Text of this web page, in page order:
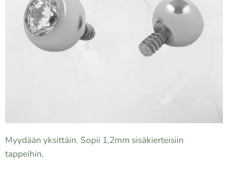
Myydään yksittäin. Sopii 1,2mm sisäkierteisiin
tappeihin.